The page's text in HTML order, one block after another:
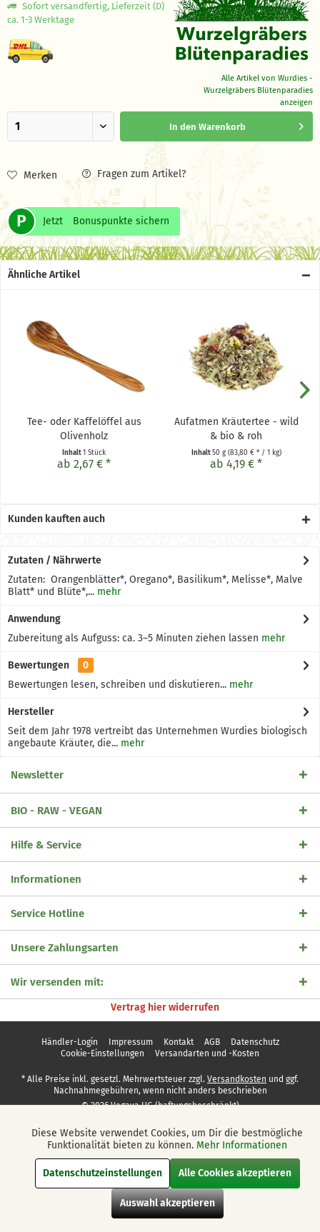
Alle Artikel von Wurdies -
Wurzelgräbers Blütenparadies
anzeigen
Sofort versandfertig, Lieferzeit (D)
ca. 1-3 Werktage
In den Warenkorb
Merken Fragen zum Artikel?
P Jetzt Bonuspunkte sichern
Ähnliche Artikel
Tee- oder Kaffelöffel aus
Olivenholz
Inhalt1 Stück
ab 2,67 € *
Aufatmen Kräutertee - wild
& bio & roh
Inhalt50 g (83,80 € * / 1 kg)
ab 4,19 € *
Kunden kauften auch
Zutaten / Nährwerte
Zutaten: Orangenblätter*, Oregano*, Basilikum*, Melisse*, Malve
Blatt* und Blüte*,... mehr
Anwendung
Zubereitung als Aufguss: ca. 3–5 Minuten ziehen lassen mehr
Bewertungen
0
Bewertungen lesen, schreiben und diskutieren... mehr
Hersteller
Seit dem Jahr 1978 vertreibt das Unternehmen Wurdies biologisch
angebaute Kräuter, die... mehr
Newsletter
BIO - RAW - VEGAN
Hilfe & Service
Informationen
Service Hotline
Unsere Zahlungsarten
Wir versenden mit:
Vertrag hier widerrufen
Händler-Login Impressum Kontakt AGB
Datenschutz
Cookie-Einstellungen
Versandarten und -Kosten
* Alle Preise inkl. gesetzl. Mehrwertsteuer zzgl. Versandkosten und ggf.
Nachnahmegebühren, wenn nicht anders beschrieben
© 2026 Vegaya UG (haftungsbeschränkt)
Funktionale Aktiv
Marketing Aktiv
Diese Website verwendet Cookies, um Dir die bestmögliche
Funktionalität bieten zu können. Mehr Informationen
Datenschutzeinstellungen Alle Cookies akzeptieren
Auswahl akzeptieren